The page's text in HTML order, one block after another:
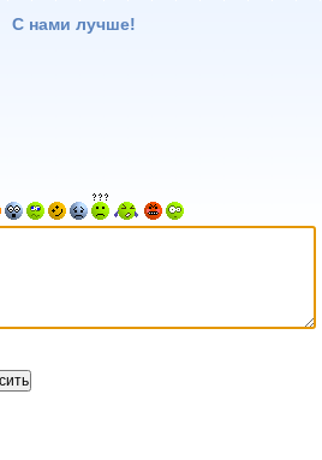
С нами лучше!